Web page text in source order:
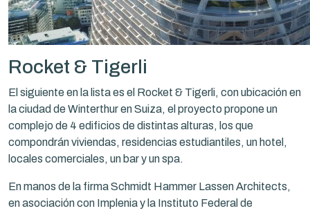
Rocket & Tigerli
El siguiente en la lista es el Rocket & Tigerli, con ubicación en
la ciudad de Winterthur en Suiza, el proyecto propone un
complejo de 4 edificios de distintas alturas, los que
compondrán viviendas, residencias estudiantiles, un hotel,
locales comerciales, un bar y un spa.
En manos de la firma Schmidt Hammer Lassen Architects,
en asociación con Implenia y la Instituto Federal de